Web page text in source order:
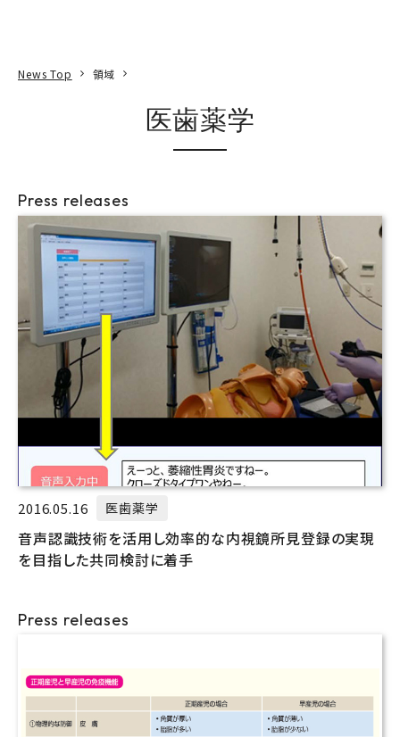
News Top 領域
医歯薬学
Press releases
2016.05.16 医歯薬学
音声認識技術を活用し効率的な内視鏡所見登録の実現
を目指した共同検討に着手
Press releases